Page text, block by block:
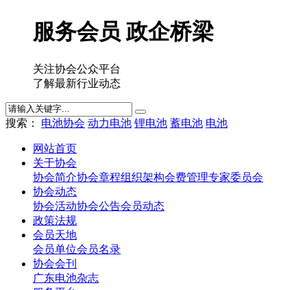
服务会员 政企桥梁
关注协会公众平台
了解最新行业动态
搜索： 电池协会 动力电池 锂电池 蓄电池 电池
网站首页
关于协会
协会简介协会章程组织架构会费管理专家委员会
协会动态
协会活动协会公告会员动态
政策法规
会员天地
会员单位会员名录
协会会刊
广东电池杂志